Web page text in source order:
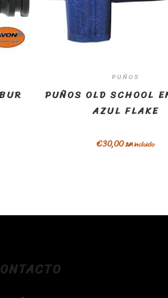
PUÑOS
PUÑOS OLD SCHOOL
AZUL FLAKE
€30,00IVA incluido